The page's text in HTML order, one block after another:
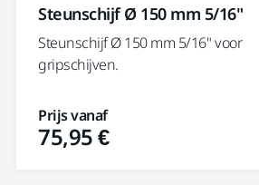
Steunschijf Ø 150 mm 5/16"
Steunschijf Ø 150 mm 5/16" voor
gripschijven.
Prijs vanaf
75,95 €